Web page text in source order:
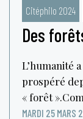
Citéphilo 2024
Des
L’humanité
prospéré
« forêt
MARDI 25 MARS